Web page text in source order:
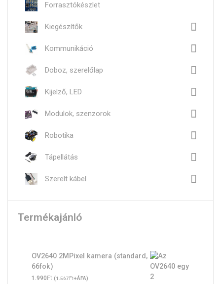
Forrasztókészlet
Kiegészítők
Kommunikáció
Doboz, szerelőlap
Kijelző, LED
Modulok, szenzorok
Robotika
Tápellátás
Szerelt kábel
Termékajánló
OV2640 2MPixel kamera (standard,
66fok)
1.990Ft (1.567Ft+ÁFA)